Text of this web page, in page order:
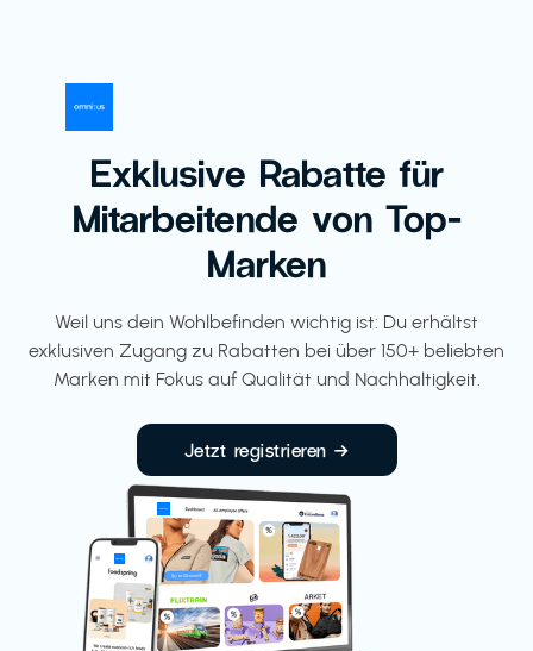
Exklusive Rabatte für
Mitarbeitende von Top-
Marken
Weil uns dein Wohlbefinden wichtig ist: Du erhältst
exklusiven Zugang zu Rabatten bei über 150+ beliebten
Marken mit Fokus auf Qualität und Nachhaltigkeit.
Jetzt registrieren →